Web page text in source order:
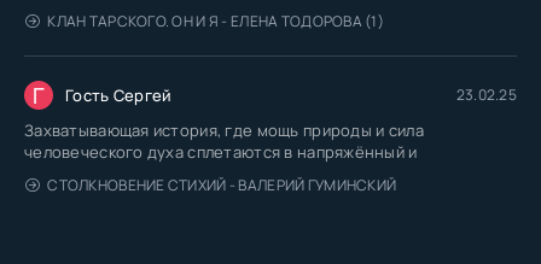
КЛАН ТАРСКОГО. ОН И Я - ЕЛЕНА ТОДОРОВА (1)
Г Гость Сергей 23.02.25
Захватывающая история, где мощь природы и сила
человеческого духа сплетаются в напряжённый и
СТОЛКНОВЕНИЕ СТИХИЙ - ВАЛЕРИЙ ГУМИНСКИЙ